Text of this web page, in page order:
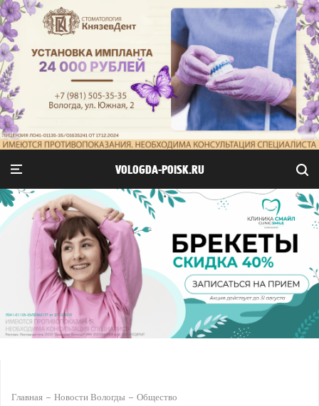
VOLOGDA-POISK.RU
Главная Новости Вологды Общество